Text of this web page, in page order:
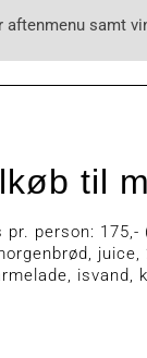
aftenmenu samt
til
pr. person:
isvand,